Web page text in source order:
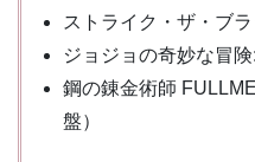
ストライク・ザ・ブラ
ジョジョの奇妙な冒
鋼の錬金術師
盤）